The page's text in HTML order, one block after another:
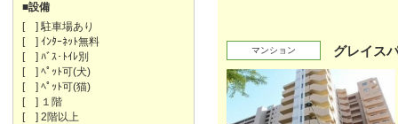
■設備
[ ] 駐車場あり
[ ] ｲﾝﾀｰﾈｯﾄ無料
[ ] ﾊﾞｽ･ﾄｲﾚ別
[ ] ﾍﾟｯﾄ可(犬)
[ ] ﾍﾟｯﾄ可(猫)
[ ] １階
[ ] 2階以上
マンション グレイス